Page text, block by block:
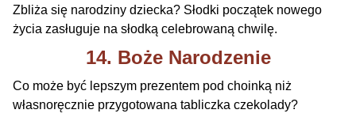
Zbliża się narodziny dziecka? Słodki początek nowego
życia zasługuje na słodką celebrowaną chwilę.
14. Boże Narodzenie
Co może być lepszym prezentem pod choinką niż
własnoręcznie przygotowana tabliczka czekolady?